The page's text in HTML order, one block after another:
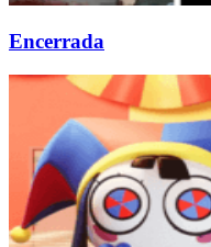
Encerrada